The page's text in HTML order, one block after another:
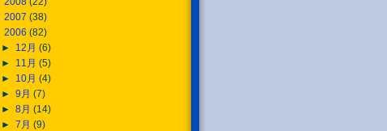
2007 (38)
2006 (82)
► 12月(6)
► 11月(5)
► 10月(4)
►9月(7)
►8月(14)
►7月(9)